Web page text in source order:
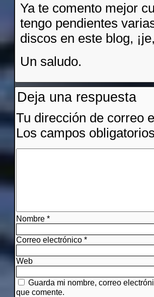
Ya te comento mejor
tengo pendientes
discos en este blog,
Un saludo.
Deja una respuesta
Tu dirección de correo
Los campos
Nombre*
Correo electrónico*
Web
Guarda mi nombre, correo
que comente.